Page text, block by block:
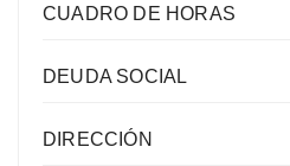
CUADRO DE HORAS
DEUDA SOCIAL
DIRECCIÓN